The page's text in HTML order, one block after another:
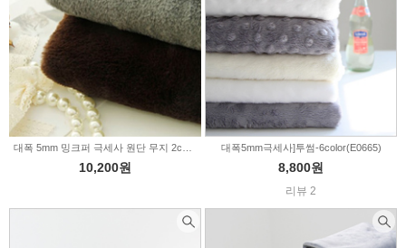
10,200원
대폭5mm극세사]투썸-6color(E0665)
8,800원
리뷰 2